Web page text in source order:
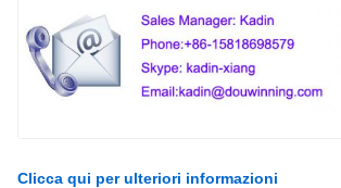
Clicca qui per ulteriori informazioni